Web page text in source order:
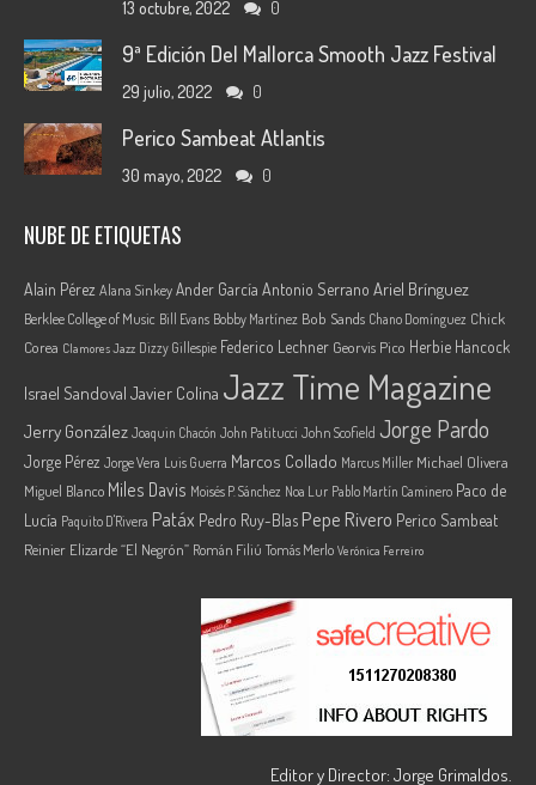
13 octubre, 2022 0
9ª Edición Del Mallorca Smooth Jazz Festival
29 julio, 2022 0
Perico Sambeat Atlantis
30 mayo, 2022 0
NUBE DE ETIQUETAS
Alain Pérez Alana SinkeyAnder García Antonio Serrano Ariel Brínguez
Berklee College of Music Bill Evans Bobby Martínez Bob Sands Chano Domínguez Chick
Corea Clamores Jazz Dizzy Gillespie Federico Lechner Georvis Pico Herbie Hancock
Israel Sandoval Javier Colina Jazz Time Magazine
Jerry González Joaquin Chacón John Patitucci John Scofield Jorge Pardo
Jorge Pérez Jorge Vera Luis Guerra Marcos Collado Marcus Miller Michael Olivera
Miguel Blanco Miles Davis Moisés P. Sánchez Noa Lur Pablo Martín Caminero Paco de
Lucía Paquito D'Rivera Patáx Pedro Ruy-Blas Pepe Rivero Perico Sambeat
Reinier Elizarde “El Negrón” Román Filiú Tomás Merlo Verónica Ferreiro
Editor y Director: Jorge Grimaldos.